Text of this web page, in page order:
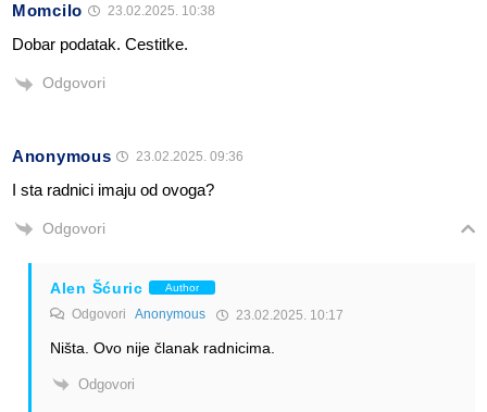
Momcilo 23.02.2025. 10:38
Dobar podatak. Cestitke.
Odgovori
Anonymous 23.02.2025. 09:36
I sta radnici imaju od ovoga?
Odgovori
Alen Šćuric Author
Odgovori Anonymous 23.02.2025. 10:17
Ništa. Ovo nije članak radnicima.
Odgovori